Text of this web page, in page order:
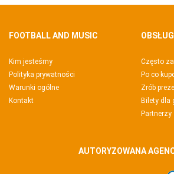
FOOTBALL AND MUSIC
Kim jesteśmy
Polityka prywatności
Warunki ogólne
Kontakt
Często
Po co
Zrób
Bilety dla
Partnerzy
AUTORYZOWANA